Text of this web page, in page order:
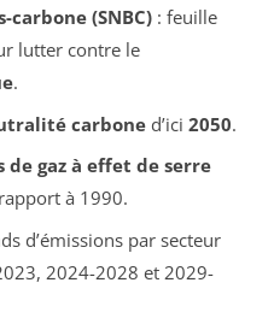
(SNBC): feuille
lutter contre le
.
carboned’ici 2050.
de gaz à effet de serre
à 1990.
d’émissions par secteur
2024-2028 et 2029-